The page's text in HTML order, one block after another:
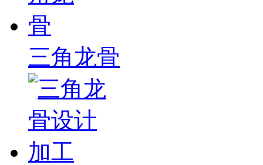
三角龙骨